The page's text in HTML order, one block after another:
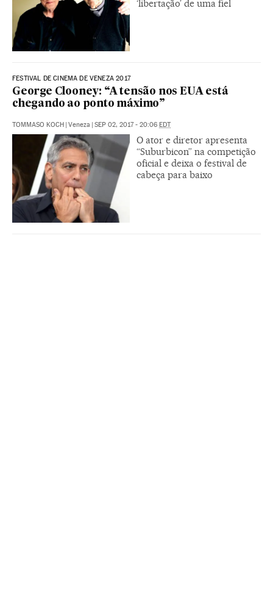
‘libertação’ de uma fiel
FESTIVAL DE CINEMA DE VENEZA 2017
George Clooney: “A tensão nos EUA está
chegando ao ponto máximo”
TOMMASO KOCH | Veneza | SEP 02, 2017 - 20:06 EDT
O ator e diretor apresenta
“Suburbicon” na competição
oficial e deixa o festival de
cabeça para baixo